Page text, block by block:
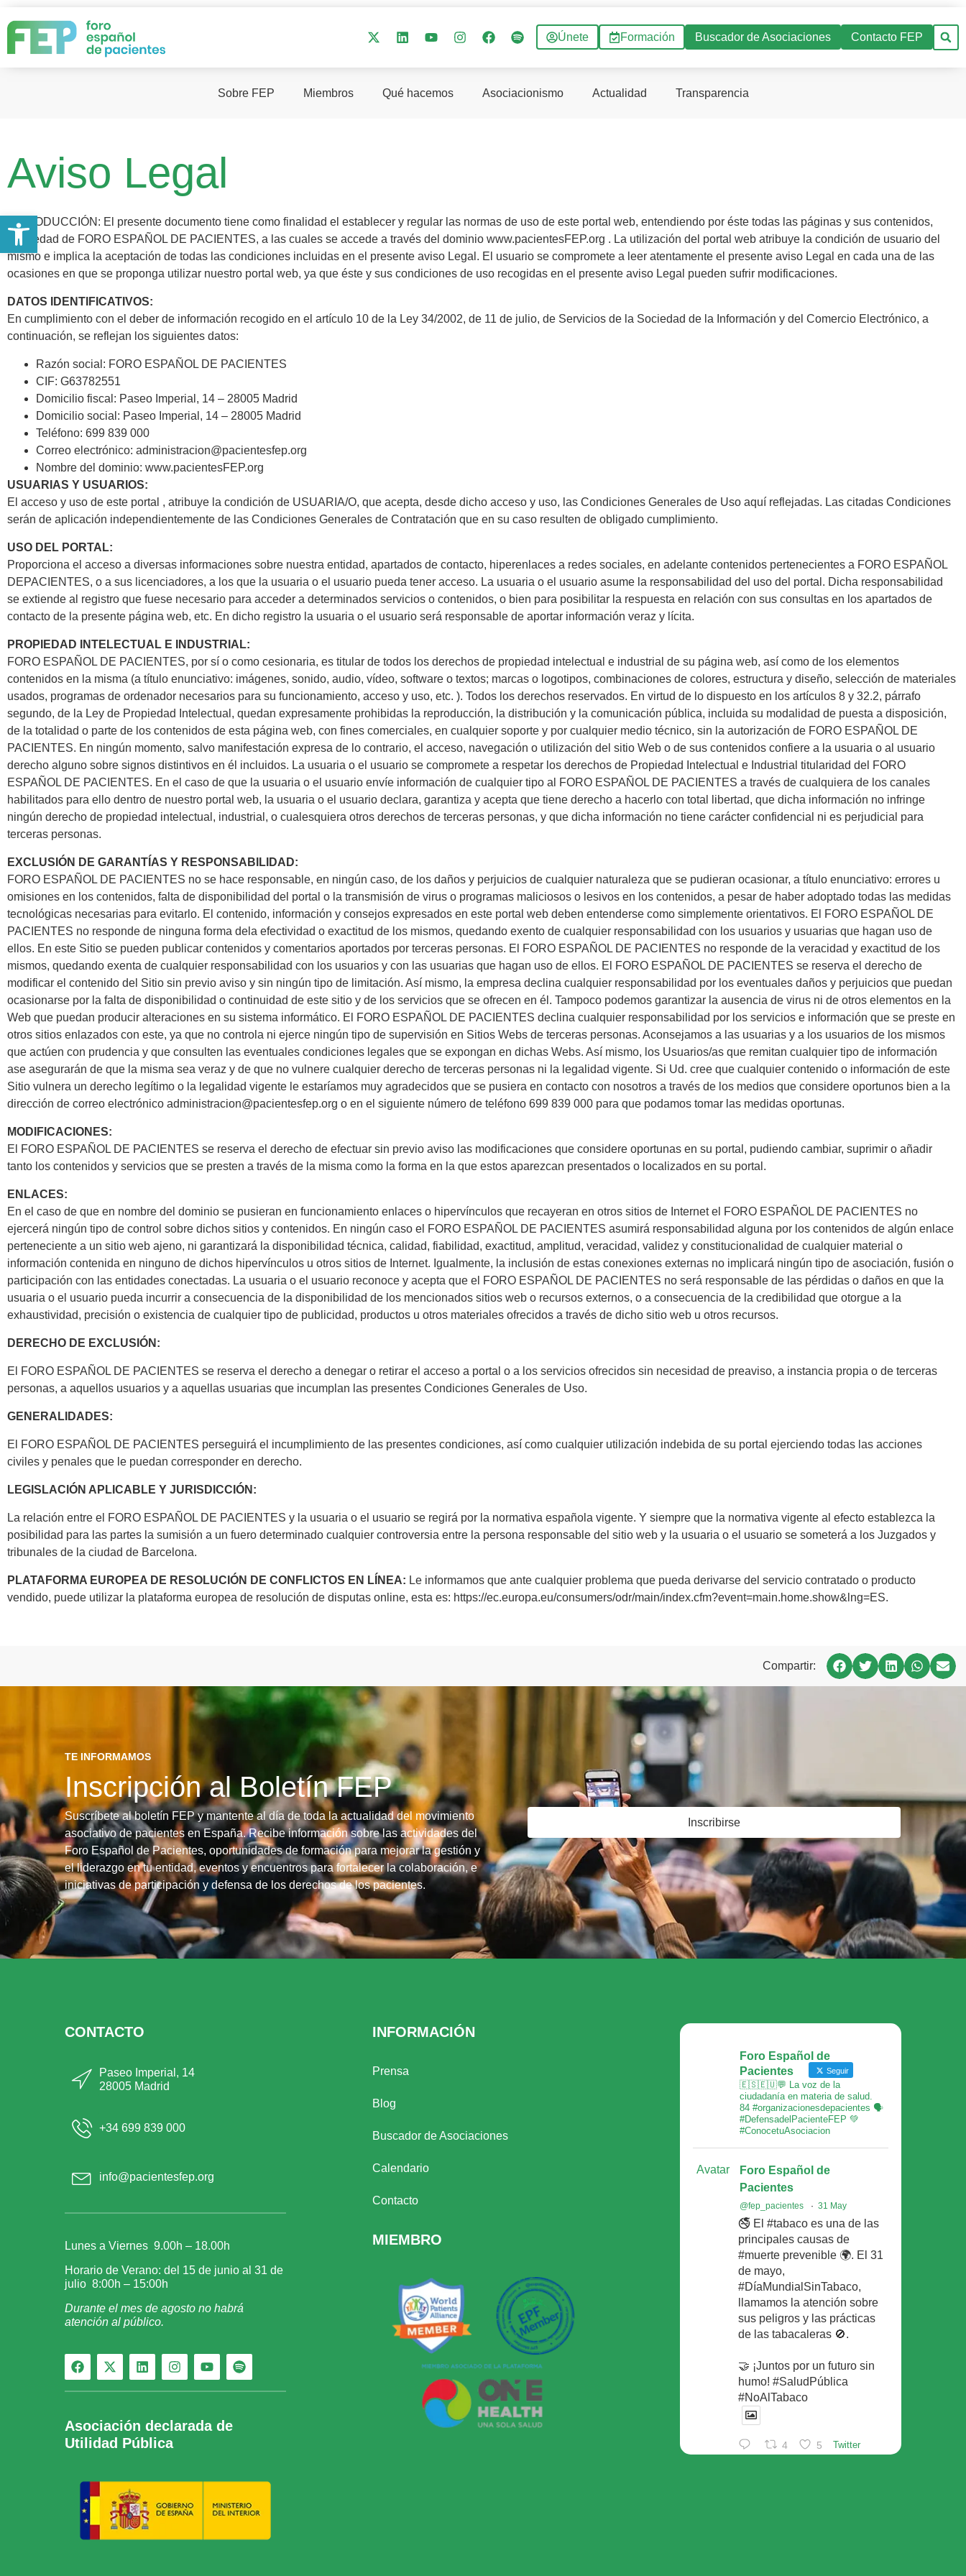
Únete Formación Buscador de Asociaciones Contacto FEP
Sobre FEP Miembros Qué hacemos Asociacionismo Actualidad Transparencia
Aviso Legal
INTRODUCCIÓN: El presente documento tiene como finalidad el establecer y regular las normas de uso de este portal web, entendiendo por éste todas las páginas y sus contenidos,
propiedad de FORO ESPAÑOL DE PACIENTES, a las cuales se accede a través del dominio www.pacientesFEP.org . La utilización del portal web atribuye la condición de usuario del
mismo e implica la aceptación de todas las condiciones incluidas en el presente aviso Legal. El usuario se compromete a leer atentamente el presente aviso Legal en cada una de las
ocasiones en que se proponga utilizar nuestro portal web, ya que éste y sus condiciones de uso recogidas en el presente aviso Legal pueden sufrir modificaciones.
DATOS IDENTIFICATIVOS:
En cumplimiento con el deber de información recogido en el artículo 10 de la Ley 34/2002, de 11 de julio, de Servicios de la Sociedad de la Información y del Comercio Electrónico, a
continuación, se reflejan los siguientes datos:
Razón social: FORO ESPAÑOL DE PACIENTES
CIF: G63782551
Domicilio fiscal: Paseo Imperial, 14 – 28005 Madrid
Domicilio social: Paseo Imperial, 14 – 28005 Madrid
Teléfono: 699 839 000
Correo electrónico: administracion@pacientesfep.org
Nombre del dominio: www.pacientesFEP.org
USUARIAS Y USUARIOS:
El acceso y uso de este portal , atribuye la condición de USUARIA/O, que acepta, desde dicho acceso y uso, las Condiciones Generales de Uso aquí reflejadas. Las citadas Condiciones
serán de aplicación independientemente de las Condiciones Generales de Contratación que en su caso resulten de obligado cumplimiento.
USO DEL PORTAL:
Proporciona el acceso a diversas informaciones sobre nuestra entidad, apartados de contacto, hiperenlaces a redes sociales, en adelante contenidos pertenecientes a FORO ESPAÑOL
DEPACIENTES, o a sus licenciadores, a los que la usuaria o el usuario pueda tener acceso. La usuaria o el usuario asume la responsabilidad del uso del portal. Dicha responsabilidad
se extiende al registro que fuese necesario para acceder a determinados servicios o contenidos, o bien para posibilitar la respuesta en relación con sus consultas en los apartados de
contacto de la presente página web, etc. En dicho registro la usuaria o el usuario será responsable de aportar información veraz y lícita.
PROPIEDAD INTELECTUAL E INDUSTRIAL:
FORO ESPAÑOL DE PACIENTES, por sí o como cesionaria, es titular de todos los derechos de propiedad intelectual e industrial de su página web, así como de los elementos
contenidos en la misma (a título enunciativo: imágenes, sonido, audio, vídeo, software o textos; marcas o logotipos, combinaciones de colores, estructura y diseño, selección de materiales
usados, programas de ordenador necesarios para su funcionamiento, acceso y uso, etc. ). Todos los derechos reservados. En virtud de lo dispuesto en los artículos 8 y 32.2, párrafo
segundo, de la Ley de Propiedad Intelectual, quedan expresamente prohibidas la reproducción, la distribución y la comunicación pública, incluida su modalidad de puesta a disposición,
de la totalidad o parte de los contenidos de esta página web, con fines comerciales, en cualquier soporte y por cualquier medio técnico, sin la autorización de FORO ESPAÑOL DE
PACIENTES. En ningún momento, salvo manifestación expresa de lo contrario, el acceso, navegación o utilización del sitio Web o de sus contenidos confiere a la usuaria o al usuario
derecho alguno sobre signos distintivos en él incluidos. La usuaria o el usuario se compromete a respetar los derechos de Propiedad Intelectual e Industrial titularidad del FORO
ESPAÑOL DE PACIENTES. En el caso de que la usuaria o el usuario envíe información de cualquier tipo al FORO ESPAÑOL DE PACIENTES a través de cualquiera de los canales
habilitados para ello dentro de nuestro portal web, la usuaria o el usuario declara, garantiza y acepta que tiene derecho a hacerlo con total libertad, que dicha información no infringe
ningún derecho de propiedad intelectual, industrial, o cualesquiera otros derechos de terceras personas, y que dicha información no tiene carácter confidencial ni es perjudicial para
terceras personas.
EXCLUSIÓN DE GARANTÍAS Y RESPONSABILIDAD:
FORO ESPAÑOL DE PACIENTES no se hace responsable, en ningún caso, de los daños y perjuicios de cualquier naturaleza que se pudieran ocasionar, a título enunciativo: errores u
omisiones en los contenidos, falta de disponibilidad del portal o la transmisión de virus o programas maliciosos o lesivos en los contenidos, a pesar de haber adoptado todas las medidas
tecnológicas necesarias para evitarlo. El contenido, información y consejos expresados en este portal web deben entenderse como simplemente orientativos. El FORO ESPAÑOL DE
PACIENTES no responde de ninguna forma dela efectividad o exactitud de los mismos, quedando exento de cualquier responsabilidad con los usuarios y usuarias que hagan uso de
ellos. En este Sitio se pueden publicar contenidos y comentarios aportados por terceras personas. El FORO ESPAÑOL DE PACIENTES no responde de la veracidad y exactitud de los
mismos, quedando exenta de cualquier responsabilidad con los usuarios y con las usuarias que hagan uso de ellos. El FORO ESPAÑOL DE PACIENTES se reserva el derecho de
modificar el contenido del Sitio sin previo aviso y sin ningún tipo de limitación. Así mismo, la empresa declina cualquier responsabilidad por los eventuales daños y perjuicios que puedan
ocasionarse por la falta de disponibilidad o continuidad de este sitio y de los servicios que se ofrecen en él. Tampoco podemos garantizar la ausencia de virus ni de otros elementos en la
Web que puedan producir alteraciones en su sistema informático. El FORO ESPAÑOL DE PACIENTES declina cualquier responsabilidad por los servicios e información que se preste en
otros sitios enlazados con este, ya que no controla ni ejerce ningún tipo de supervisión en Sitios Webs de terceras personas. Aconsejamos a las usuarias y a los usuarios de los mismos
que actúen con prudencia y que consulten las eventuales condiciones legales que se expongan en dichas Webs. Así mismo, los Usuarios/as que remitan cualquier tipo de información
ase asegurarán de que la misma sea veraz y de que no vulnere cualquier derecho de terceras personas ni la legalidad vigente. Si Ud. cree que cualquier contenido o información de este
Sitio vulnera un derecho legítimo o la legalidad vigente le estaríamos muy agradecidos que se pusiera en contacto con nosotros a través de los medios que considere oportunos bien a la
dirección de correo electrónico administracion@pacientesfep.org o en el siguiente número de teléfono 699 839 000 para que podamos tomar las medidas oportunas.
MODIFICACIONES:
El FORO ESPAÑOL DE PACIENTES se reserva el derecho de efectuar sin previo aviso las modificaciones que considere oportunas en su portal, pudiendo cambiar, suprimir o añadir
tanto los contenidos y servicios que se presten a través de la misma como la forma en la que estos aparezcan presentados o localizados en su portal.
ENLACES:
En el caso de que en nombre del dominio se pusieran en funcionamiento enlaces o hipervínculos que recayeran en otros sitios de Internet el FORO ESPAÑOL DE PACIENTES no
ejercerá ningún tipo de control sobre dichos sitios y contenidos. En ningún caso el FORO ESPAÑOL DE PACIENTES asumirá responsabilidad alguna por los contenidos de algún enlace
perteneciente a un sitio web ajeno, ni garantizará la disponibilidad técnica, calidad, fiabilidad, exactitud, amplitud, veracidad, validez y constitucionalidad de cualquier material o
información contenida en ninguno de dichos hipervínculos u otros sitios de Internet. Igualmente, la inclusión de estas conexiones externas no implicará ningún tipo de asociación, fusión o
participación con las entidades conectadas. La usuaria o el usuario reconoce y acepta que el FORO ESPAÑOL DE PACIENTES no será responsable de las pérdidas o daños en que la
usuaria o el usuario pueda incurrir a consecuencia de la disponibilidad de los mencionados sitios web o recursos externos, o a consecuencia de la credibilidad que otorgue a la
exhaustividad, precisión o existencia de cualquier tipo de publicidad, productos u otros materiales ofrecidos a través de dicho sitio web u otros recursos.
DERECHO DE EXCLUSIÓN:
El FORO ESPAÑOL DE PACIENTES se reserva el derecho a denegar o retirar el acceso a portal o a los servicios ofrecidos sin necesidad de preaviso, a instancia propia o de terceras
personas, a aquellos usuarios y a aquellas usuarias que incumplan las presentes Condiciones Generales de Uso.
GENERALIDADES:
El FORO ESPAÑOL DE PACIENTES perseguirá el incumplimiento de las presentes condiciones, así como cualquier utilización indebida de su portal ejerciendo todas las acciones
civiles y penales que le puedan corresponder en derecho.
LEGISLACIÓN APLICABLE Y JURISDICCIÓN:
La relación entre el FORO ESPAÑOL DE PACIENTES y la usuaria o el usuario se regirá por la normativa española vigente. Y siempre que la normativa vigente al efecto establezca la
posibilidad para las partes la sumisión a un fuero determinado cualquier controversia entre la persona responsable del sitio web y la usuaria o el usuario se someterá a los Juzgados y
tribunales de la ciudad de Barcelona.
PLATAFORMA EUROPEA DE RESOLUCIÓN DE CONFLICTOS EN LÍNEA: Le informamos que ante cualquier problema que pueda derivarse del servicio contratado o producto
vendido, puede utilizar la plataforma europea de resolución de disputas online, esta es: https://ec.europa.eu/consumers/odr/main/index.cfm?event=main.home.show&lng=ES.
Compartir:
TE INFORMAMOS
Inscripción al Boletín FEP
Suscríbete al boletín FEP y mantente al día de toda la actualidad del movimiento
asociativo de pacientes en España. Recibe información sobre las actividades del
Foro Español de Pacientes, oportunidades de formación para mejorar la gestión y
el liderazgo en tu entidad, eventos y encuentros para fortalecer la colaboración, e
iniciativas de participación y defensa de los derechos de los pacientes.
Inscribirse
CONTACTO
Paseo Imperial, 14
28005 Madrid
+34 699 839 000
info@pacientesfep.org
Lunes a Viernes 9.00h – 18.00h
Horario de Verano: del 15 de junio al 31 de
julio 8:00h – 15:00h
Durante el mes de agosto no habrá
atención al público.
Asociación declarada de
Utilidad Pública
INFORMACIÓN
Prensa
Blog
Buscador de Asociaciones
Calendario
Contacto
MIEMBRO
Foro Español de
Pacientes
Seguir
🇪🇸🇪🇺💬 La voz de la
ciudadanía en materia de salud.
84 #organizacionesdepacientes 🗣
#DefensadelPacienteFEP 💚
#ConocetuAsociacion
Avatar
Foro Español de
Pacientes
@fep_pacientes · 31 May
🚭 El #tabaco es una de las
principales causas de
#muerte prevenible 🌍. El 31
de mayo,
#DíaMundialSinTabaco,
llamamos la atención sobre
sus peligros y las prácticas
de las tabacaleras 🚫.
🤝 ¡Juntos por un futuro sin
humo! #SaludPública
#NoAlTabaco
4 5 Twitter
Abrir barra de herramientas